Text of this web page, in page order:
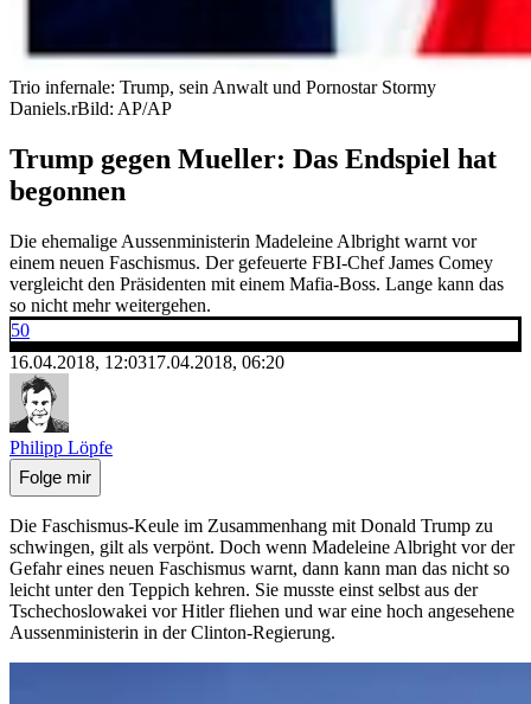
Trio infernale: Trump, sein Anwalt und Pornostar Stormy
Daniels.rBild: AP/AP
Trump gegen Mueller: Das Endspiel hat
begonnen
Die ehemalige Aussenministerin Madeleine Albright warnt vor
einem neuen Faschismus. Der gefeuerte FBI-Chef James Comey
vergleicht den Präsidenten mit einem Mafia-Boss. Lange kann das
so nicht mehr weitergehen.
50
16.04.2018, 12:0317.04.2018, 06:20
Philipp Löpfe
Folge mir
Die Faschismus-Keule im Zusammenhang mit Donald Trump zu
schwingen, gilt als verpönt. Doch wenn Madeleine Albright vor der
Gefahr eines neuen Faschismus warnt, dann kann man das nicht so
leicht unter den Teppich kehren. Sie musste einst selbst aus der
Tschechoslowakei vor Hitler fliehen und war eine hoch angesehene
Aussenministerin in der Clinton-Regierung.